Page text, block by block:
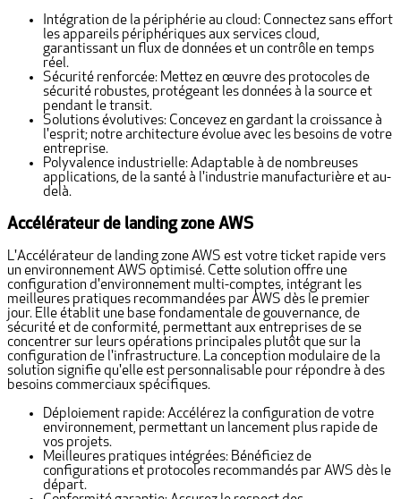
Intégration de la périphérie au cloud: Connectez sans effort
les appareils périphériques aux services cloud,
garantissant un flux de données et un contrôle en temps
réel.
Sécurité renforcée: Mettez en œuvre des protocoles de
sécurité robustes, protégeant les données à la source et
pendant le transit.
Solutions évolutives: Concevez en gardant la croissance à
l'esprit; notre architecture évolue avec les besoins de votre
entreprise.
Polyvalence industrielle: Adaptable à de nombreuses
applications, de la santé à l'industrie manufacturière et au-
delà.
Accélérateur de landing zone AWS
L'Accélérateur de landing zone AWS est votre ticket rapide vers
un environnement AWS optimisé. Cette solution offre une
configuration d'environnement multi-comptes, intégrant les
meilleures pratiques recommandées par AWS dès le premier
jour. Elle établit une base fondamentale de gouvernance, de
sécurité et de conformité, permettant aux entreprises de se
concentrer sur leurs opérations principales plutôt que sur la
configuration de l'infrastructure. La conception modulaire de la
solution signifie qu'elle est personnalisable pour répondre à des
besoins commerciaux spécifiques.
Déploiement rapide: Accélérez la configuration de votre
environnement, permettant un lancement plus rapide de
vos projets.
Meilleures pratiques intégrées: Bénéficiez de
configurations et protocoles recommandés par AWS dès le
départ.